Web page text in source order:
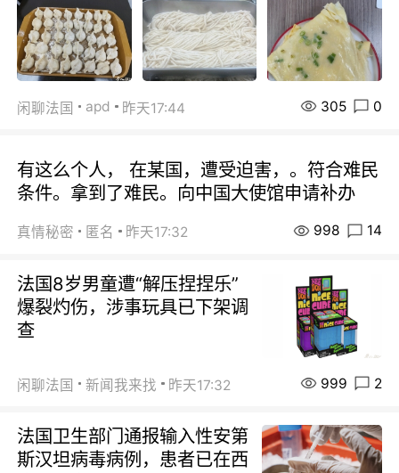
闲聊法国 apd 昨天17:44 305 0
有这么个人， 在某国，遭受迫害，。符合难民
条件。拿到了难民。向中国大使馆申请补办
真情秘密 匿名 昨天17:32 998 14
法国8岁男童遭“解压捏捏乐”
爆裂灼伤，涉事玩具已下架调
查
闲聊法国 新闻我来找 昨天17:32 999 2
法国卫生部门通报输入性安第
斯汉坦病毒病例，患者已在西